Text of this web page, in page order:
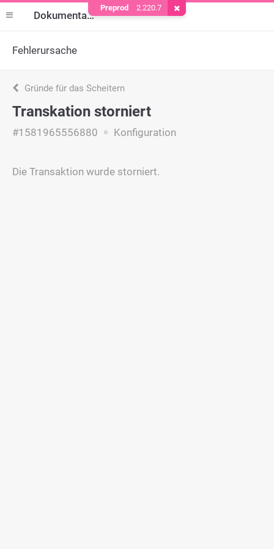
Dokumentation
Fehlerursache
Gründe für das Scheitern
Transkation storniert
#1581965556880 Konfiguration
Die Transaktion wurde storniert.
Preprod 2.220.7 Cookie entfernen